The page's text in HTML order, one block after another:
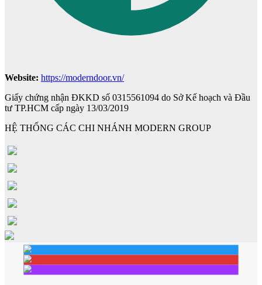
Cửa vòm
Website: https://moderndoor.vn/
Giấy chứng nhận ĐKKD số 0315561094 do Sở Kế hoạch và Đầu
tư TP.HCM cấp ngày 13/03/2019
HỆ THỐNG CÁC CHI NHÁNH MODERN GROUP